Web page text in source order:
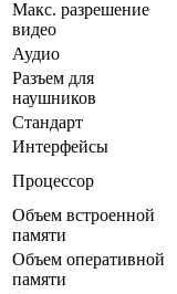
Макс. разрешение
видео
Аудио
Разъем для
наушников
Стандарт
Интерфейсы
Процессор
Объем встроенной
памяти
Объем оперативной
памяти